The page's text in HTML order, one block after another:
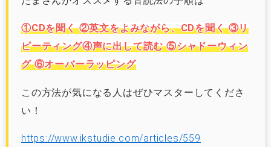
①CDを聞く ②英文をよみながら、CDを聞く ③リ
ピーティング④声に出して読む ⑤シャドーウィン
グ ⑥オーバーラッピング
この方法が気になる人はぜひマスターしてくださ
い！
https://www.ikstudie.com/articles/559